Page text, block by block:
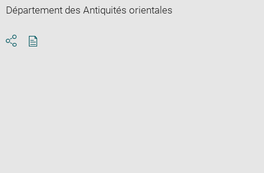
Département des Antiquités orientales